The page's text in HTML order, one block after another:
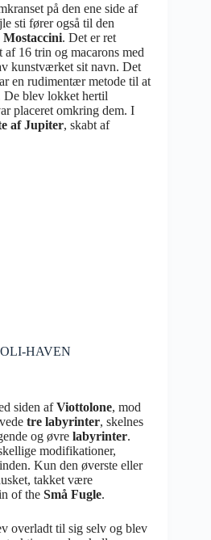
på den ene side af
sti fører også til den
Mostaccini. Det er ret
af 16 trin og macarons med
kunstværket sit navn. Det
en rudimentær metode til at
De blev lokket hertil
placeret omkring dem. I
af Jupiter, skabt af
HAVEN
siden afViottolone, mod
tre labyrinter, skelnes
og øvre labyrinter.
modifikationer,
Kun den øverste eller
takket være
of the Små Fugle.
overladt til sig selv og blev